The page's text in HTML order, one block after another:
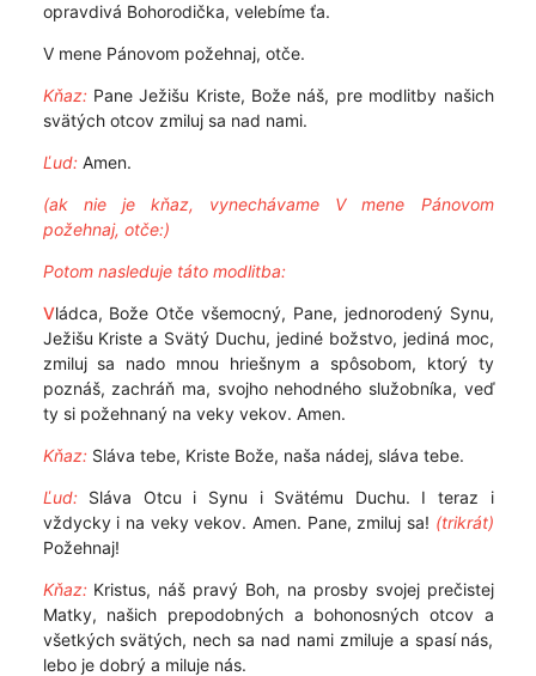
opravdivá Bohorodička, velebíme ťa.
V mene Pánovom požehnaj, otče.
Kňaz:Pane Ježišu Kriste, Bože náš, pre modlitby našich
svätých otcov zmiluj sa nad nami.
Ľud:Amen.
(ak nie je kňaz, vynechávame V mene Pánovom
požehnaj, otče:)
Potom nasleduje táto modlitba:
Vládca, Bože Otče všemocný, Pane, jednorodený Synu,
Ježišu Kriste a Svätý Duchu, jediné božstvo, jediná moc,
zmiluj sa nado mnou hriešnym a spôsobom, ktorý ty
poznáš, zachráň ma, svojho nehodného služobníka, veď
ty si požehnaný na veky vekov. Amen.
Kňaz:Sláva tebe, Kriste Bože, naša nádej, sláva tebe.
Ľud:Sláva Otcu i Synu i Svätému Duchu. I teraz i
vždycky i na veky vekov. Amen. Pane, zmiluj sa! (trikrát)
Požehnaj!
Kňaz:Kristus, náš pravý Boh, na prosby svojej prečistej
Matky, našich prepodobných a bohonosných otcov a
všetkých svätých, nech sa nad nami zmiluje a spasí nás,
lebo je dobrý a miluje nás.